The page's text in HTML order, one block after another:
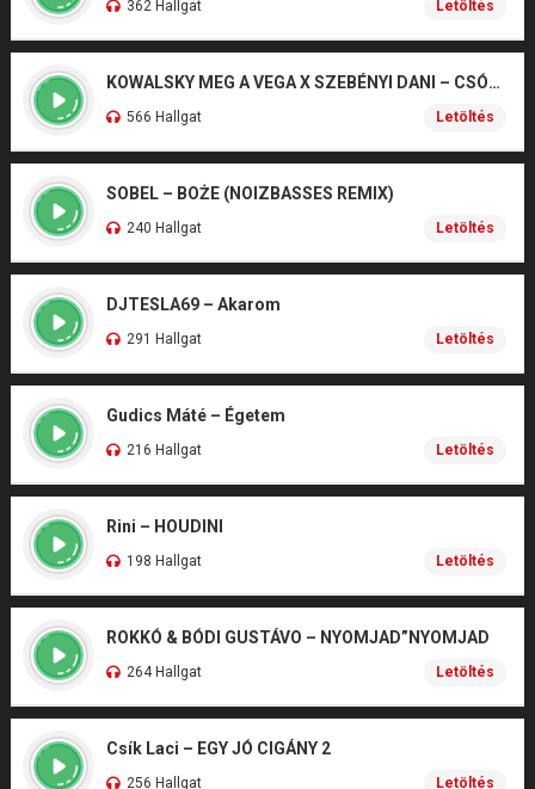
362 Hallgat Letöltés
KOWALSKY MEG A VEGA X SZEBÉNYI DANI – CSÓNAK
566 Hallgat Letöltés
SOBEL – BOŻE (NOIZBASSES REMIX)
240 Hallgat Letöltés
DJTESLA69 – Akarom
291 Hallgat Letöltés
Gudics Máté – Égetem
216 Hallgat Letöltés
Rini – HOUDINI
198 Hallgat Letöltés
ROKKÓ & BÓDI GUSTÁVO – NYOMJAD”NYOMJAD
264 Hallgat Letöltés
Csík Laci – EGY JÓ CIGÁNY 2
256 Hallgat Letöltés